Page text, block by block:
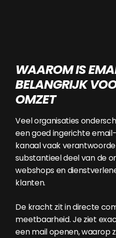
WAAROM IS
BELANGRIJK
OMZET
Veel organisaties
een goed ingerichte
kanaal vaak
substantieel deel van de
webshops en
klanten.
De kracht zit in directe
meetbaarheid. Je ziet
een mail openen, waarop